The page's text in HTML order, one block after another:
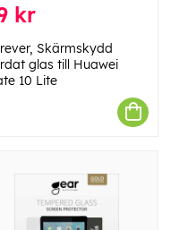
kr
Skärmskydd
glas till Huawei
10 Lite